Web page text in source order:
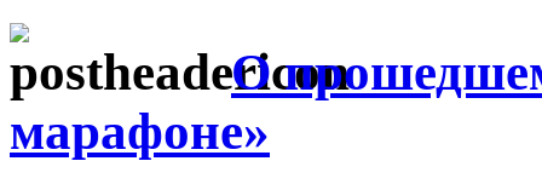
О
марафоне»